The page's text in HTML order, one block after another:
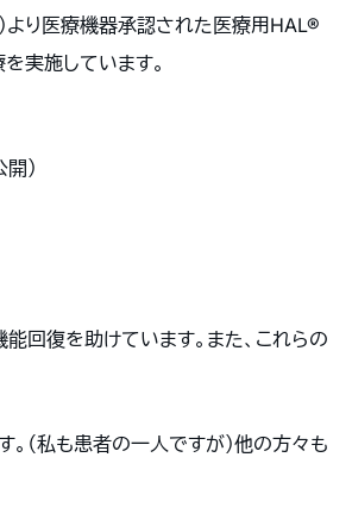
より医療機器承認された医療用HAL®
実施しています。
）
回復を助けています。また、これらの
（私も患者の一人ですが）他の方々も